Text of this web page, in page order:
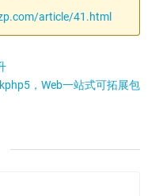
article/41.html
，Web一站式可拓展包